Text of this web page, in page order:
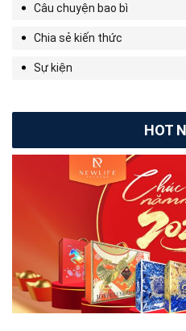
Câu chuyện bao bì
Chia sẻ kiến thức
Sự kiện
HOT